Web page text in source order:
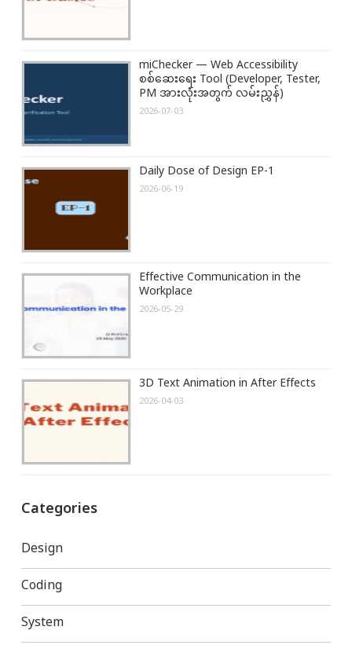
miChecker — Web Accessibility
စစ်ဆေးရေး Tool (Developer, Tester,
PM အားလုံးအတွက် လမ်းညွှန်)
2026-07-03
Daily Dose of Design EP-1
2026-06-19
Effective Communication in the
Workplace
2026-05-29
3D Text Animation in After Effects
2026-04-03
Categories
Design
Coding
System